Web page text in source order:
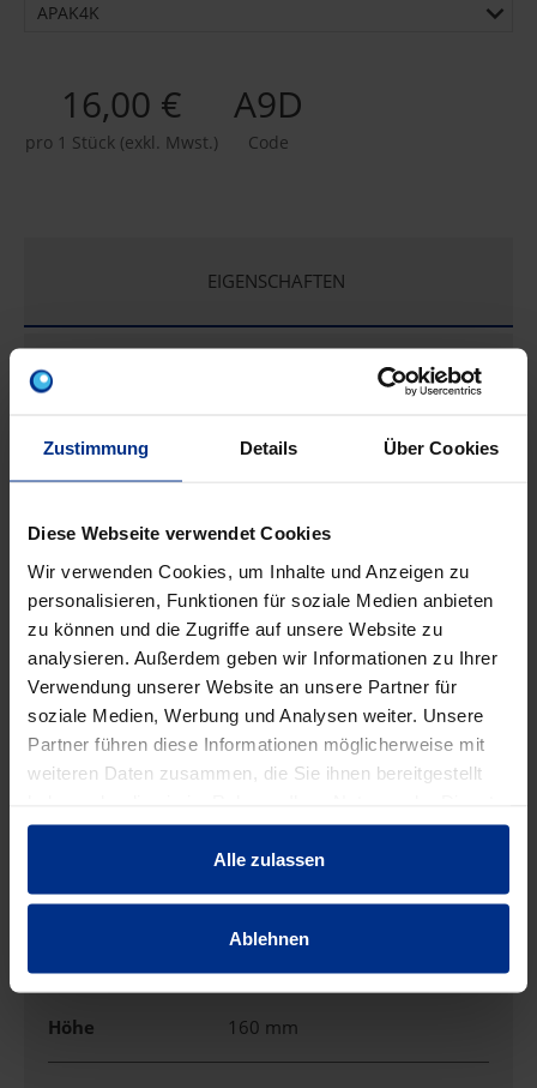
Zustimmung Details Über Cookies
Diese Webseite verwendet Cookies
Wir verwenden Cookies, um Inhalte und Anzeigen zu
personalisieren, Funktionen für soziale Medien anbieten
zu können und die Zugriffe auf unsere Website zu
analysieren. Außerdem geben wir Informationen zu Ihrer
Verwendung unserer Website an unsere Partner für
soziale Medien, Werbung und Analysen weiter. Unsere
Partner führen diese Informationen möglicherweise mit
weiteren Daten zusammen, die Sie ihnen bereitgestellt
gesammelt haben.
Alle zulassen
Ablehnen
APAK4K
16,00 €
pro 1 Stück (exkl. Mwst.)
A9D
Code
EIGENSCHAFTEN
Anbaumöglichkeit
Anzahl der Reihen 1
Breite 94 mm
Breite in
Teilungseinheiten
4
DIN-Schine Ja
Höhe 160 mm